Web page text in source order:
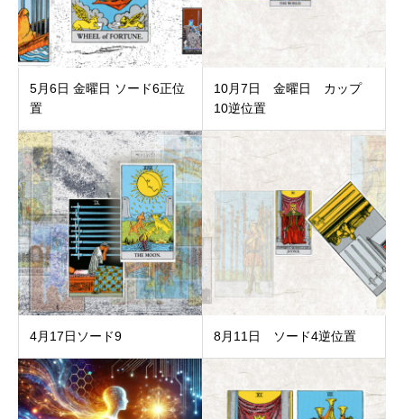
5月6日 金曜日 ソード6正位
置
10月7日 金曜日 カップ
10逆位置
4月17日ソード9 8月11日 ソード4逆位置